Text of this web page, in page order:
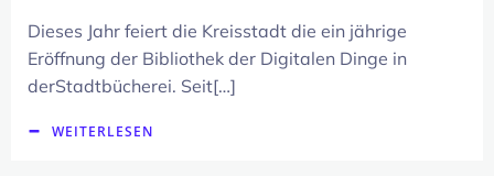
Dieses Jahr feiert die Kreisstadt die ein jährige
Eröffnung der Bibliothek der Digitalen Dinge in
derStadtbücherei. Seit[…]
WEITERLESEN